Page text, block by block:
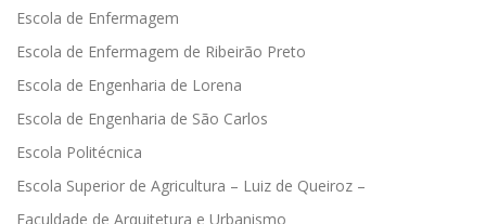
Escola de Enfermagem
Escola de Enfermagem de Ribeirão Preto
Escola de Engenharia de Lorena
Escola de Engenharia de São Carlos
Escola Politécnica
Escola Superior de Agricultura – Luiz de Queiroz –
Faculdade de Arquitetura e Urbanismo